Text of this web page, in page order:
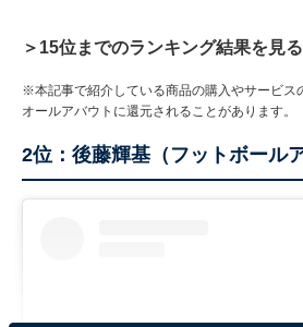
＞15位までのランキング結果を見る
※本記事で紹介している商品の購入やサービス
オールアバウトに還元されることがあります。
2位：後藤輝基（フットボール